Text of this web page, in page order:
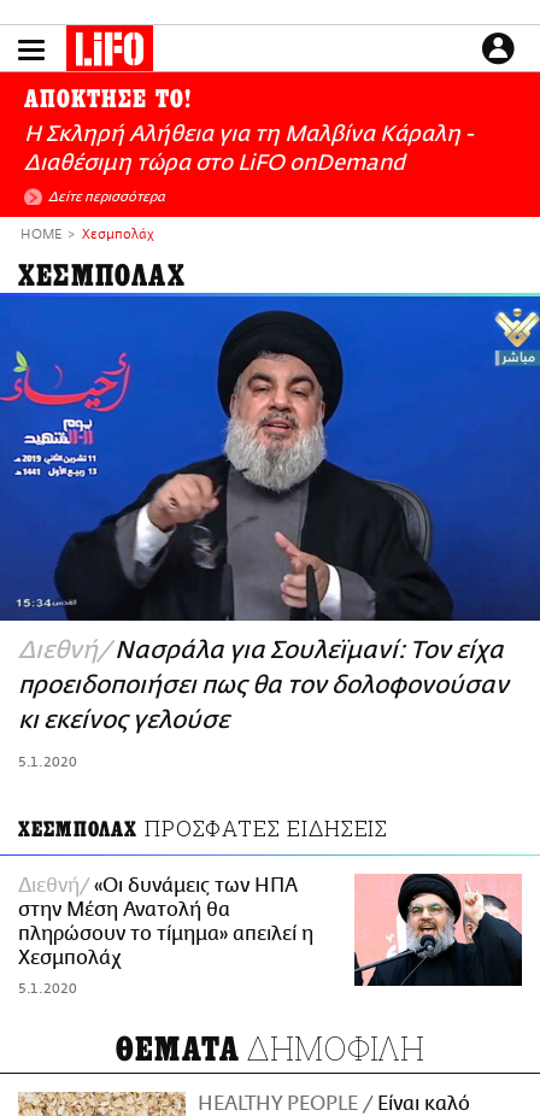
το
LIFO SHOP
NEWSLETTER
ΜΙΚΡΟΠΡΑΓΜΑΤΑ
THE GOOD LIFO
CITY GUIDE
ΑΜΠΑ
PRINT
ΕΙΔΗΣΕΙΣ
CULTURE
ΑΠΟΨΕΙΣ
ΤΡΟΠΟΣ ΖΩΗΣ
PODCASTS
Plus
ΑΠΟΚΤΗΣΕ ΤΟ!
Η Σκληρή Αλήθεια για τη Μαλβίνα Κάραλη -
Διαθέσιμη τώρα στo LiFO onDemand
Δείτε περισσότερα
HOME Χεσμπολάχ
ΧΕΣΜΠΟΛΑΧ
Διεθνή Νασράλα για Σουλεϊμανί: Τον είχα
προειδοποιήσει πως θα τον δολοφονούσαν
κι εκείνος γελούσε
5.1.2020
ΧΕΣΜΠΟΛΑΧ ΠΡΟΣΦΑΤΕΣ ΕΙΔΗΣΕΙΣ
Διεθνή
«Οι δυνάμεις των ΗΠΑ
στην Μέση Ανατολή θα
πληρώσουν το τίμημα» απειλεί η
Χεσμπολάχ
5.1.2020
ΘΕΜΑΤΑ ΔΗΜΟΦΙΛΗ
HEALTHY PEOPLE
Είναι καλό